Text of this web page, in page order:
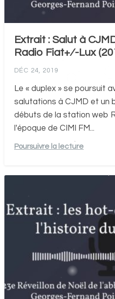
Extrait : Salut à
Radio Fiat+⁄-Lux
DÉC 24, 2019
Le « duplex » se poursuit
salutations à CJMD et un
débuts de la station web
l'époque de CIMI FM...
Poursuivre la lecture